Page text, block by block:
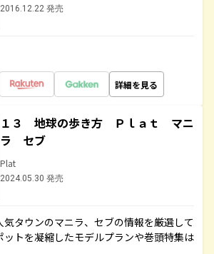
2016.12.22 発売
詳細を見る
１３ 地球の歩き方 Ｐｌａｔ マニ
ラ セブ
Plat
2024.05.30 発売
気タウンのマニラ、セブの情報を厳選して
ットを凝縮したモデルプランや巻頭特集は